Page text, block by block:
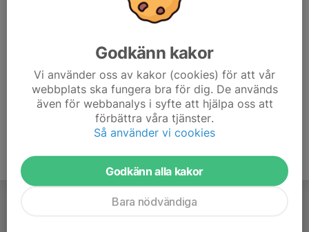
Godkänn kakor
Vi använder oss av kakor (cookies) för att vår
webbplats ska fungera bra för dig. De används
även för webbanalys i syfte att hjälpa oss att
förbättra våra tjänster.
Så använder vi cookies
Godkänn alla kakor
Bara nödvändiga